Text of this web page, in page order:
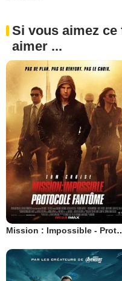
Si vous aimez
aimer ...
Mission :